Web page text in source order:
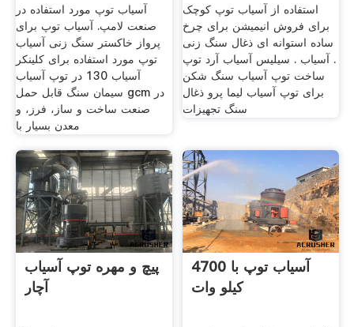
آسیاب توپ مورد استفاده در
صنعت لامپ. آسیاب توپ برای
پرواز خاکستر سنگ زنی آسیاب
توپ مورد استفاده برای کلینکر
آسیاب 130 در توپ آسیاب
سیمان سنگ قابل حمل gcm در
صنعت ساخت و ساز، فرز، و
معدن بسیار با
استفاده از آسیاب توپ کوچک
برای فروش انیمیشن برای چرخ
ساده استوانه ای ذغال سنگ زنی
. آسیاب . سیلیس آسیاب آرد توپ
ساخت توپ آسیاب سنگ شکن
برای توپ آسیاب لیما پرو ذغال
سنگ تجهیزات
پیچ و مهره توپ آسیاب
آچار
آسیاب توپ با 4700
کیلو وات